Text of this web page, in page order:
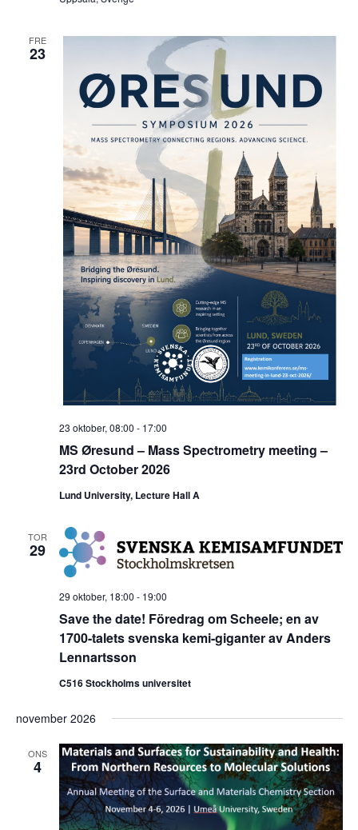
FRE
23
MS Øresund – Mass Spectrometry meeting –
23rd October 2026
23 oktober, 08:00 - 17:00
Lund University, Lecture Hall A
TOR
29
Save the date! Föredrag om Scheele; en av
1700-talets svenska kemi-giganter av Anders
Lennartsson
29 oktober, 18:00 - 19:00
C516 Stockholms universitet
november 2026
ONS
4